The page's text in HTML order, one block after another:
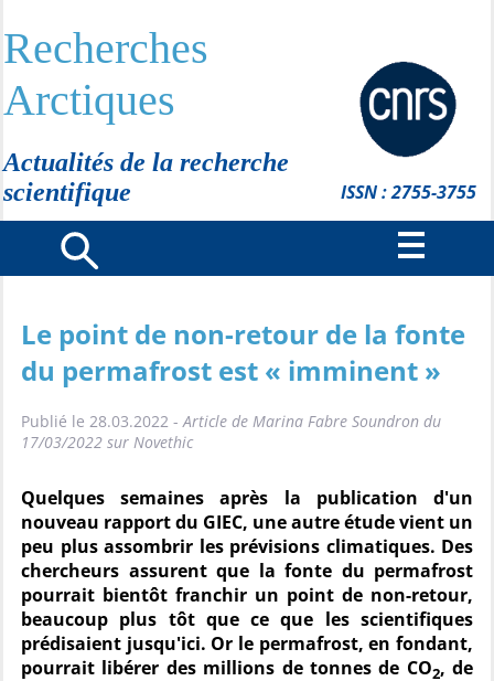
Recherches
Arctiques
Actualités de la recherche
scientifique
ISSN : 2755-3755
Le point de non-retour de la fonte
du permafrost est « imminent »
Publié le 28.03.2022 -Article de Marina Fabre Soundron du
17/03/2022 sur Novethic
Quelques semaines après la publication d'un
nouveau rapport du GIEC, une autre étude vient un
peu plus assombrir les prévisions climatiques. Des
chercheurs assurent que la fonte du permafrost
pourrait bientôt franchir un point de non-retour,
beaucoup plus tôt que ce que les scientifiques
prédisaient jusqu'ici. Or le permafrost, en fondant,
pourrait libérer des millions de tonnes de CO2, de